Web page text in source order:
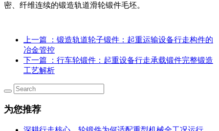
密、纤维连续的锻造轨道滑轮锻件毛坯。
上一篇
：锻造轨道轮子锻件：起重运输设备行走构件的
冶金管控
下一篇
：行车轮锻件：起重设备行走承载锻件完整锻造
工艺解析
为您推荐